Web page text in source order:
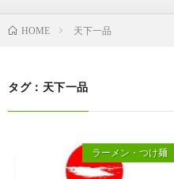
HOME 天下一品
タグ：天下一品
ラーメン・つけ麺